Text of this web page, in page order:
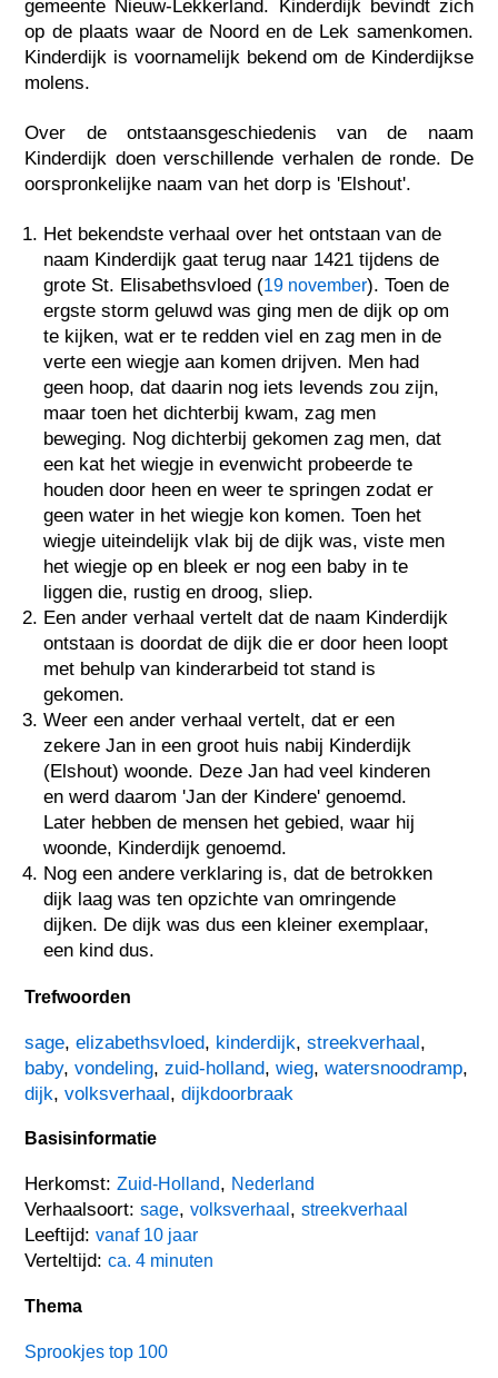
gemeente Nieuw-Lekkerland. Kinderdijk bevindt zich
op de plaats waar de Noord en de Lek samenkomen.
Kinderdijk is voornamelijk bekend om de Kinderdijkse
molens.
Over de ontstaansgeschiedenis van de naam
Kinderdijk doen verschillende verhalen de ronde. De
oorspronkelijke naam van het dorp is 'Elshout'.
Het bekendste verhaal over het ontstaan van de
naam Kinderdijk gaat terug naar 1421 tijdens de
grote St. Elisabethsvloed (19 november). Toen de
ergste storm geluwd was ging men de dijk op om
te kijken, wat er te redden viel en zag men in de
verte een wiegje aan komen drijven. Men had
geen hoop, dat daarin nog iets levends zou zijn,
maar toen het dichterbij kwam, zag men
beweging. Nog dichterbij gekomen zag men, dat
een kat het wiegje in evenwicht probeerde te
houden door heen en weer te springen zodat er
geen water in het wiegje kon komen. Toen het
wiegje uiteindelijk vlak bij de dijk was, viste men
het wiegje op en bleek er nog een baby in te
liggen die, rustig en droog, sliep.
Een ander verhaal vertelt dat de naam Kinderdijk
ontstaan is doordat de dijk die er door heen loopt
met behulp van kinderarbeid tot stand is
gekomen.
Weer een ander verhaal vertelt, dat er een
zekere Jan in een groot huis nabij Kinderdijk
(Elshout) woonde. Deze Jan had veel kinderen
en werd daarom 'Jan der Kindere' genoemd.
Later hebben de mensen het gebied, waar hij
woonde, Kinderdijk genoemd.
Nog een andere verklaring is, dat de betrokken
dijk laag was ten opzichte van omringende
dijken. De dijk was dus een kleiner exemplaar,
een kind dus.
Trefwoorden
sage,elizabethsvloed, kinderdijk,streekverhaal,
baby,vondeling,zuid-holland,wieg,watersnoodramp,
dijk,volksverhaal,dijkdoorbraak
Basisinformatie
Herkomst:Zuid-Holland, Nederland
Verhaalsoort:sage,volksverhaal ,streekverhaal
Leeftijd:vanaf 10 jaar
Verteltijd:ca. 4 minuten
Thema
Sprookjes top 100